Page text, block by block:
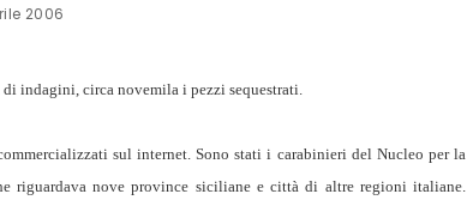
2006
indagini, circa novemila i pezzi sequestrati.
sul internet. Sono stati i carabinieri del Nucleo per la
riguardava nove province siciliane e città di altre regioni italiane.